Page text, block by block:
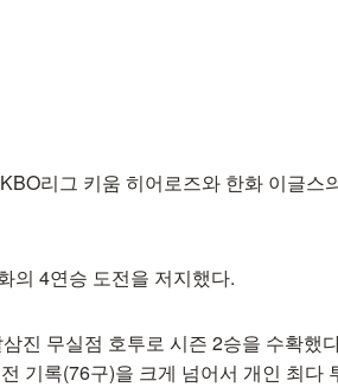
리그 키움 히어로즈와 한화 이글스
의 4연승 도전을 저지했다.
진 무실점 호투로 시즌 2승을 수확했
기록(76구)을 크게 넘어서 개인 최다